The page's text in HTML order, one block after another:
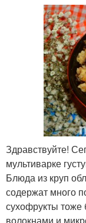
Здравствуйте!
мультиварке
Блюда из круп
содержат много
сухофрукты